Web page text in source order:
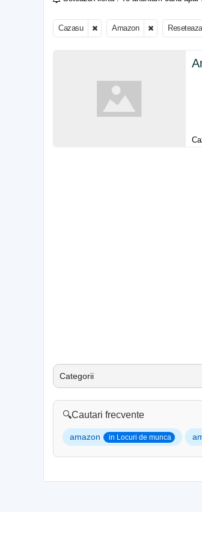
Cazasu Amazon
Categorii
🔍Cautari frecvente
amazon in Locuri de munca